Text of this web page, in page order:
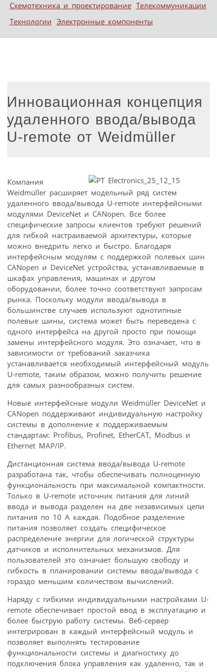
Схемотехника и проектирование Телекоммуникации
Технологии Электронные компоненты
Инновационная концепция
удаленного ввода/вывода
U-remote от Weidmüller
Компания
Weidmüller расширяет модельный ряд систем
удаленного ввода/вывода U-remote интерфейсными
модулями DeviceNet и CANopen. Все более
специфические запросы клиентов требуют решений
для гибкой настраиваемой архитектуры, которые
можно внедрить легко и быстро. Благодаря
интерфейсным модулям с поддержкой полевых шин
CANopen и DeviceNet устройства, устанавливаемые в
шкафах управления, машинах и другом
оборудовании, более точно соответствуют запросам
рынка. Поскольку модули ввода/вывода в
большинстве случаев используют однотипные
полевые шины, система может быть переведена с
одного интерфейса на другой просто при помощи
замены интерфейсного модуля. Это означает, что в
зависимости от требований заказчика
устанавливается необходимый интерфейсный модуль
U-remote, таким образом, можно получить решение
для самых разнообразных систем.
Новые интерфейсные модули Weidmüller DeviceNet и
CANopen поддерживают индивидуальную настройку
системы в дополнение к поддерживаемым
стандартам: Profibus, Profinet, EtherCAT, Modbus и
Ethernet МАР/IP.
Дистанционная система ввода/вывода U-remote
разработана так, чтобы обеспечивать полноценную
функциональность при максимальной компактности.
Только в U-remote источник питания для линий
ввода и вывода разделен на две независимых цепи
питания по 10 A каждая. Подобное разделение
питания позволяет создать специфическое
распределение энергии для логической структуры
датчиков и исполнительных механизмов. Для
пользователей это означает большую свободу и
гибкость в планировании системы ввода/вывода с
гораздо меньшим количеством вычислений.
Наряду с гибкими индивидуальными настройками U-
remote обеспечивает простой ввод в эксплуатацию и
более быструю работу системы. Веб-сервер
интегрирован в каждый интерфейсный модуль и
позволяет выполнять тестирование
функциональности системы и диагностику до
подключения блока управления как удаленно, так и